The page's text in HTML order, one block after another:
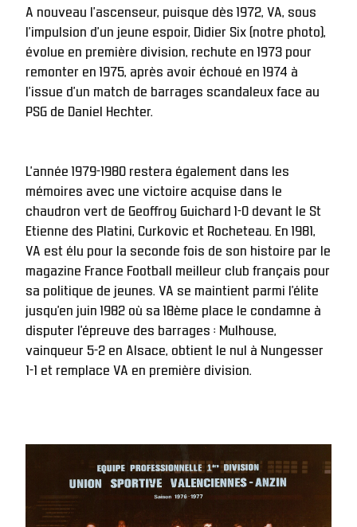
A nouveau l’ascenseur, puisque dès 1972, VA, sous
l’impulsion d’un jeune espoir, Didier Six (notre photo),
évolue en première division, rechute en 1973 pour
remonter en 1975, après avoir échoué en 1974 à
l’issue d’un match de barrages scandaleux face au
PSG de Daniel Hechter.
L’année 1979-1980 restera également dans les
mémoires avec une victoire acquise dans le
chaudron vert de Geoffroy Guichard 1-0 devant le St
Etienne des Platini, Curkovic et Rocheteau. En 1981,
VA est élu pour la seconde fois de son histoire par le
magazine France Football meilleur club français pour
sa politique de jeunes. VA se maintient parmi l’élite
jusqu’en juin 1982 où sa 18ème place le condamne à
disputer l’épreuve des barrages : Mulhouse,
vainqueur 5-2 en Alsace, obtient le nul à Nungesser
1-1 et remplace VA en première division.